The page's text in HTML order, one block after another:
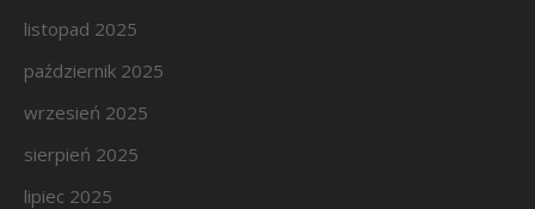
listopad 2025
październik 2025
wrzesień 2025
sierpień 2025
lipiec 2025